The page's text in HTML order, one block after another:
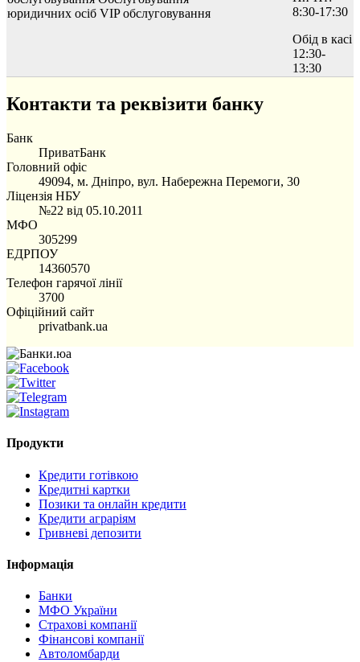
юридичних осіб VIP обслуговування
8:30-17:30
Обід в касі
12:30-
13:30
Контакти та реквізити банку
Банк
ПриватБанк
Головний офіс
49094, м. Дніпро, вул. Набережна Перемоги, 30
Ліцензія НБУ
№22 від 05.10.2011
МФО
305299
ЕДРПОУ
14360570
Телефон гарячої лінії
3700
Офіційний сайт
privatbank.ua
Продукти
Кредити готівкою
Кредитні картки
Позики та онлайн кредити
Кредити аграріям
Гривневі депозити
Інформація
Банки
МФО України
Страхові компанії
Фінансові компанії
Автоломбарди